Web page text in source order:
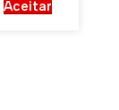
Aceitar